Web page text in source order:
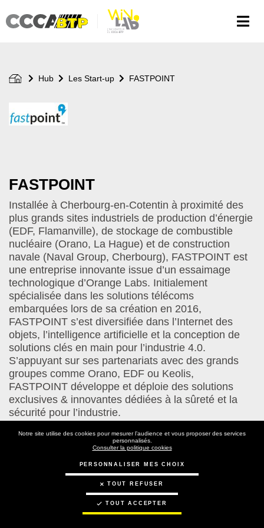
au
contenu
Hub Les Start-up FASTPOINT
de
FASTPOINT
Installée à Cherbourg-en-Cotentin à proximité des
plus grands sites industriels de production d’énergie
(EDF, Flamanville), de stockage de combustible
nucléaire (Orano, La Hague) et de construction
navale (Naval Group, Cherbourg), FASTPOINT est
une entreprise innovante issue d’un essaimage
technologique d’Orange Labs. Initialement
spécialisée dans les solutions télécoms
embarquées lors de sa création en 2016,
FASTPOINT s’est diversifiée dans l’Internet des
objets, l’intelligence artificielle et la conception de
solutions clés en main pour l’industrie 4.0.
S’appuyant sur ses partenariats avec des grands
groupes comme Orano, EDF ou Keolis,
FASTPOINT développe et déploie des solutions
exclusives & innovantes dédiées à la sûreté et la
sécurité pour l’industrie.
Site internet Linkedin
de
solution(s)
Notre site utilise des cookies pour mesurer l’audience et vous proposer des services
personnalisés.
Consulter la politique cookies
PERSONNALISER MES CHOIX
TOUT REFUSER
TOUT ACCEPTER